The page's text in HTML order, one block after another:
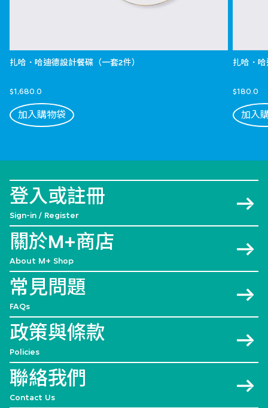
扎哈．哈迪德設計餐碟（一套2件）
$1,680.0
加入購物袋
扎哈．
$180.0
加入
登入或註冊
Sign-in / Register
關於M+商店
About M+ Shop
常見問題
FAQs
政策與條款
Policies
聯絡我們
Contact Us